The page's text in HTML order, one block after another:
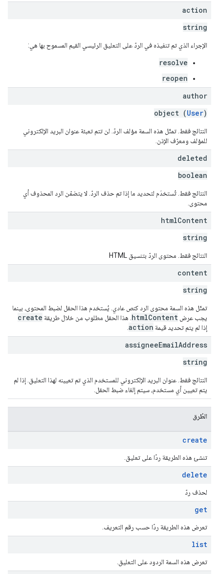
action
string
الإجراء الذي تم تنفيذه في الردّ على التعليق الرئيسي القيم المسموح بها هي:
resolve
reopen
author
object (User)
النتائج فقط. تمثّل هذه السمة مؤلف الردّ. لن تتم تعبئة عنوان البريد الإلكتروني
للمؤلف ومعرّف الإذن.
deleted
boolean
النتائج فقط. تُستخدَم لتحديد ما إذا تم حذف الردّ. لا يتضمّن الرد المحذوف أي
محتوى.
htmlContent
string
النتائج فقط. محتوى الردّ بتنسيق HTML
content
string
تمثّل هذه السمة محتوى الرد كنص عادي. يُستخدم هذا الحقل لضبط المحتوى، بينما
يجب عرض htmlContent . هذا الحقل مطلوب من خلال طريقة create
إذا لم يتم تحديد قيمة action
assigneeEmailAddress
string
النتائج فقط. عنوان البريد الإلكتروني للمستخدم الذي تم تعيينه لهذا التعليق. إذا لم
يتم تعيين أي مستخدم، سيتم إلغاء ضبط الحقل.
الطُرق
create
تنشئ هذه الطريقة ردًا على تعليق.
delete
لحذف ردّ
get
تعرض هذه الطريقة ردًا حسب رقم التعريف.
list
تعرض هذه السمة الردود على التعليق.